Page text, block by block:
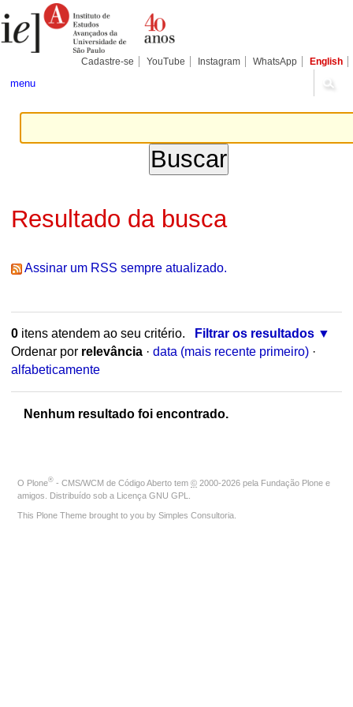
para
conteúdo.
Pessoais
Cadastre-se YouTube Instagram WhatsApp English
menu
Resultado da busca
Assinar um RSS sempre atualizado.
0itens atendem ao seu critério.
Filtrar os resultados
Ordenar por relevância · data (mais recente primeiro) ·
alfabeticamente
Nenhum resultado foi encontrado.
O Plone® - CMS/WCM de Código Aberto tem © 2000-2026 pela Fundação Plone e
amigos. Distribuído sob a Licença GNU GPL
This Plone Theme brought to you by Simples Consultoria